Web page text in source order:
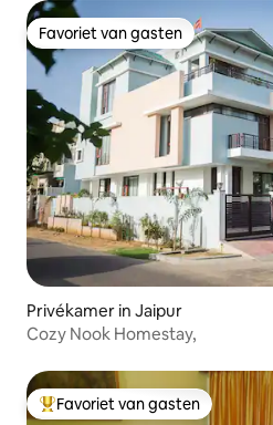
Favoriet van gasten
Favoriet van gasten
Privékamer in Jaipur
Cozy Nook Homestay,
Topfavoriet van gasten
Favoriet van gasten